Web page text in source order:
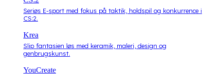
Seriøs E-sport med fokus på taktik, holdspil og konkurrence i
CS:2.
Krea
Slip fantasien løs med keramik, maleri, design og
genbrugskunst.
YouCreate